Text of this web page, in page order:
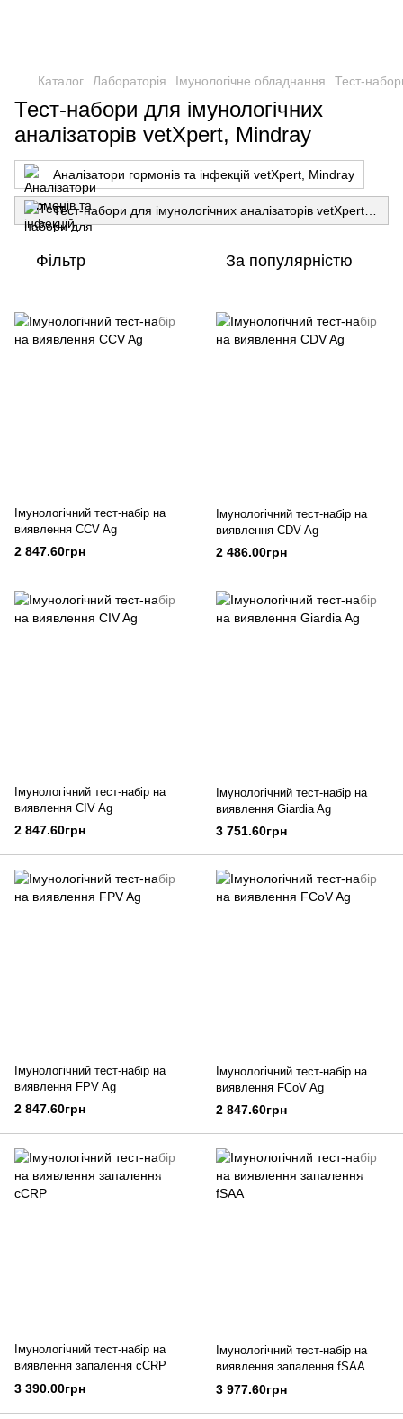
Каталог Лабораторія Імунологічне обладнання Тест-
Тест-набори для імунологічних
аналізаторів vetXpert, Mindray
Аналізатори гормонів та інфекцій vetXpert, Mindray
Фільтр За популярністю
Імунологічний тест-набір на
виявлення CCV Ag
2 847.60грн
Імунологічний тест-набір на
виявлення CDV Ag
2 486.00грн
Імунологічний тест-набір на
виявлення CIV Ag
2 847.60грн
Імунологічний тест-набір на
виявлення Giardia Ag
3 751.60грн
Імунологічний тест-набір на
виявлення FPV Ag
2 847.60грн
Імунологічний тест-набір на
виявлення FCoV Ag
2 847.60грн
Імунологічний тест-набір на
виявлення запалення cCRP
3 390.00грн
Імунологічний тест-набір на
виявлення запалення fSAA
3 977.60грн